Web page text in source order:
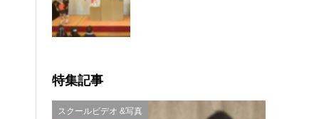
特集記事
スクールビデオ &写真